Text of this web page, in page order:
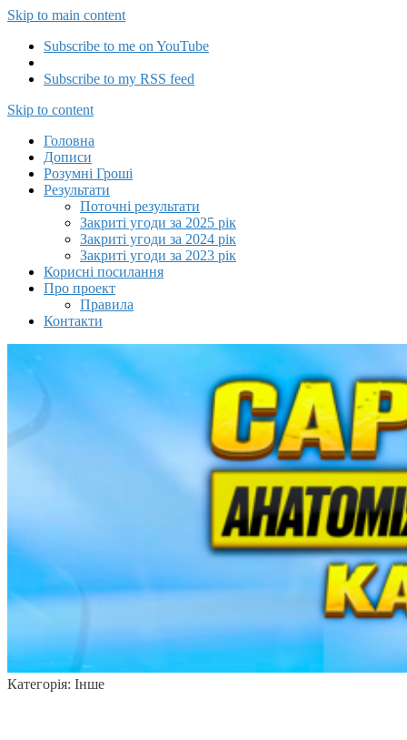
Skip to main content
Subscribe to me on YouTube
Subscribe to my RSS feed
Capitalizator UA
Skip to content
Головна
Дописи
Розумні Гроші
Результати
Поточні результати
Закриті угоди за 2025 рік
Закриті угоди за 2024 рік
Закриті угоди за 2023 рік
Корисні посилання
Про проект
Правила
Контакти
Категорія: Інше